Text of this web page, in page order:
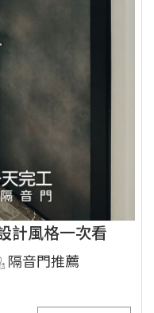
計風格一次看
隔音門推薦